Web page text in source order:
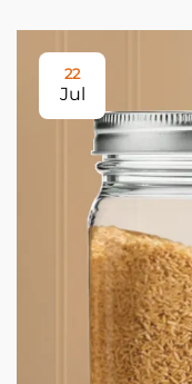
22
Jul